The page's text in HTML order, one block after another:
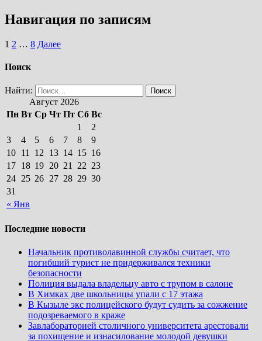
Навигация по записям
1 2 … 8 Далее
Поиск
Найти:
Август 2026
Пн Вт Ср Чт Пт Сб Вс
« Янв
1
2
3
4 5 6 7 8
9
10 11 12 13 14 15 16
17 18 19 20 21 22 23
24 25 26 27 28 29 30
31
Последние новости
Начальник противолавинной службы считает, что
погибший турист не придерживался техники
безопасности
Полиция выдала владельцу авто с трупом в салоне
В Химках две школьницы упали с 17 этажа
В Кызыле экс полицейского будут судить за сожжение
подозреваемого в краже
Завлабораторией столичного университета арестовали
за похищение и изнасилование молодой девушки